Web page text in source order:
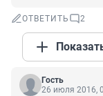
ОТВЕТИТЬ 2
Гость
26 июля 2016,